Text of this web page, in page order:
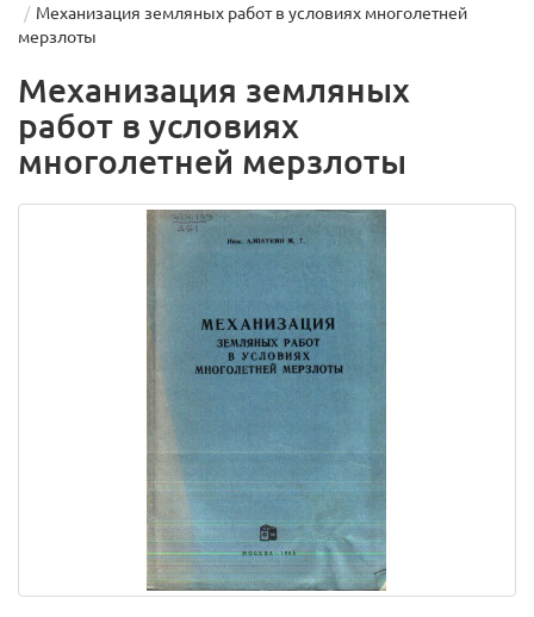
Механизация земляных работ в условиях многолетней
мерзлоты
Механизация земляных
работ в условиях
многолетней мерзлоты